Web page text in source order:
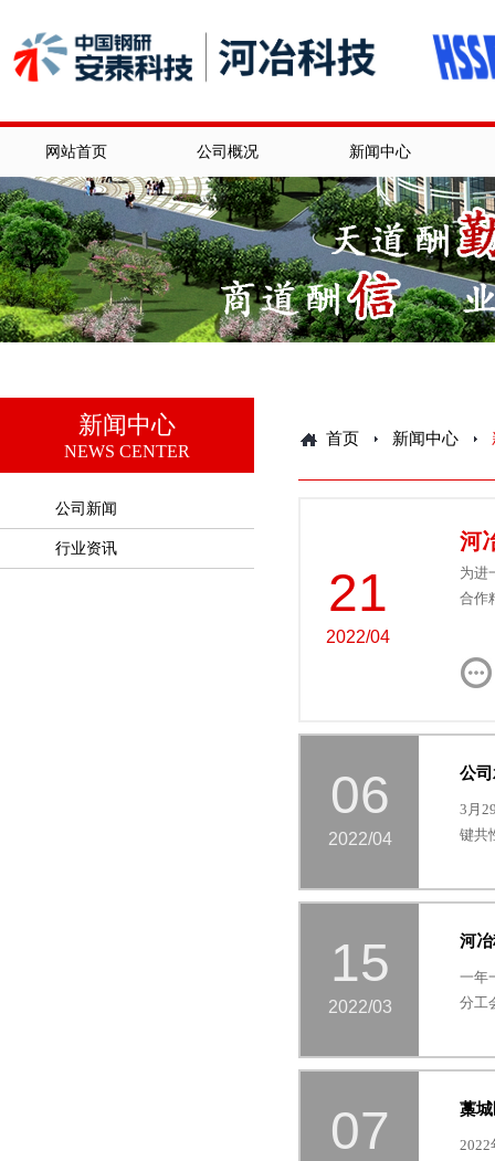
网站首页 公司概况 新闻中心
新闻中心
NEWS CENTER
公司新闻
行业资讯
首页 新闻中心
21
2022/04
河
为进
合作
06
2022/04
公
3月
键共
15
2022/03
河
一年
分工
07 藁
2022